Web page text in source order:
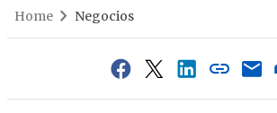
Home Negocios